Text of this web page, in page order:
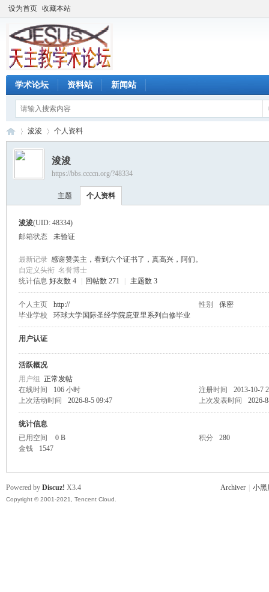
设为首页 收藏本站
学术论坛 资料站 新闻站
›
浚浚
›
个人资料
浚浚
https://bbs.ccccn.org/?48334
主题 个人资料
浚浚(UID: 48334)
邮箱状态
未验证
最新记录 感谢赞美主，看到六个证书了，真高兴，阿们。
自定义头衔 名誉博士
统计信息 好友数 4 回帖数 271 主题数 3
个人主页 http:// 性别
保密
毕业学校
环球大学国际圣经学院庇亚里系列自修毕业
用户认证
活跃概况
用户组 正常发帖
在线时间
106 小时 注册时间
2013-10-7
上次活动时间
2026-8-5 09:47 上次发表时间 2026-
统计信息
已用空间
0 B 积分
280
金钱
1547
Archiver 小黑
Powered by Discuz! X3.4
Copyright © 2001-2021, Tencent Cloud.